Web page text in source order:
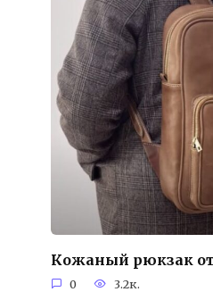
Кожаный рюкзак
0 3.2к.